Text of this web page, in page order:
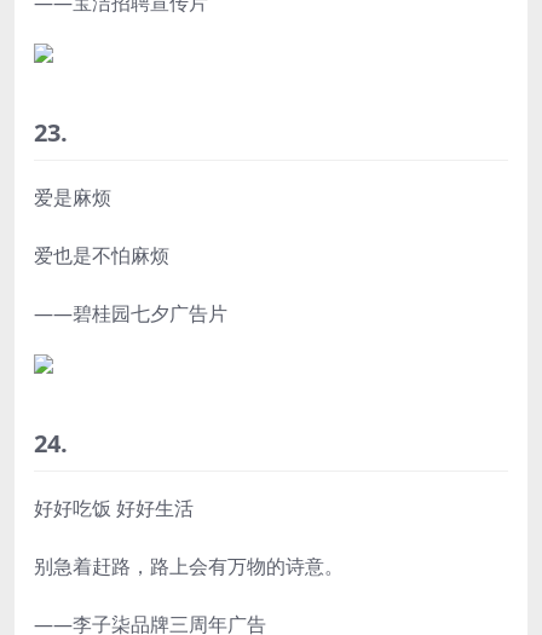
23.
爱是麻烦
爱也是不怕麻烦
——碧桂园七夕广告片
24.
好好吃饭 好好生活
别急着赶路，路上会有万物的诗意。
——李子柒品牌三周年广告